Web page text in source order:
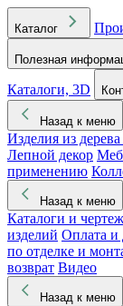
Каталог
Полезная
Каталоги, 3D
Назад к меню
Изделия из
Лепной декор
применению
Назад к меню
Каталоги и
изделий Оплата и
по отделке и
возврат Видео
Назад к меню